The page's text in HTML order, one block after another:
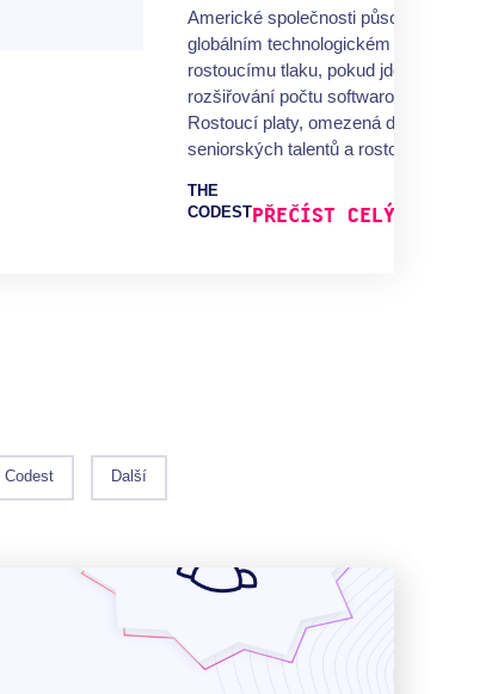
Americké společnosti působící v
globálním technologickém průmyslu
rostoucímu tlaku, pokud jde o najímání
rozšiřování počtu softwarových
Rostoucí platy, omezená dostupnost
seniorských talentů a rostoucí...
THE
CODEST PŘEČÍST CELÝ ČLÁNEK
Codest Další